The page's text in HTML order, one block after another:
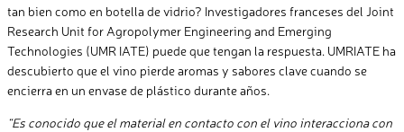
tan bien como en botella de vidrio? Investigadores franceses del Joint
Research Unit for Agropolymer Engineering and Emerging
Technologies (UMR IATE) puede que tengan la respuesta. UMRIATE ha
descubierto que el vino pierde aromas y sabores clave cuando se
encierra en un envase de plástico durante años.
“Es conocido que el material en contacto con el vino interacciona con